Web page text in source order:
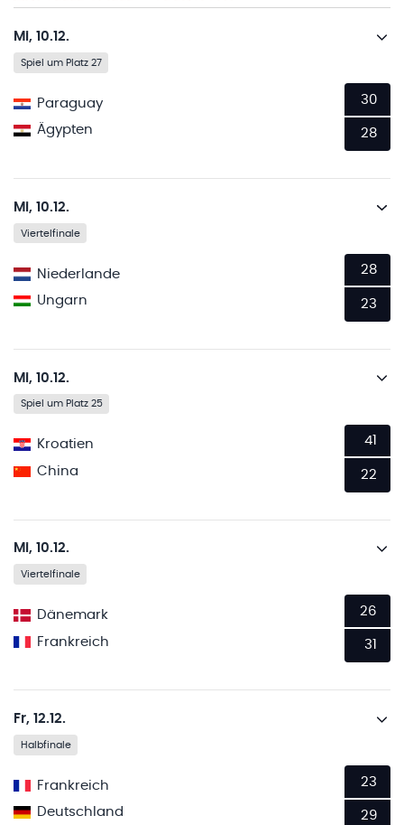
Mi, 10.12.
Spiel um Platz 27
Paraguay
Ägypten
30
28
Mi, 10.12.
Viertelfinale
Niederlande
Ungarn
28
23
Mi, 10.12.
Spiel um Platz 25
Kroatien
China
41
22
Mi, 10.12.
Viertelfinale
Dänemark
Frankreich
26
31
Fr, 12.12.
Halbfinale
Frankreich
Deutschland
23
29